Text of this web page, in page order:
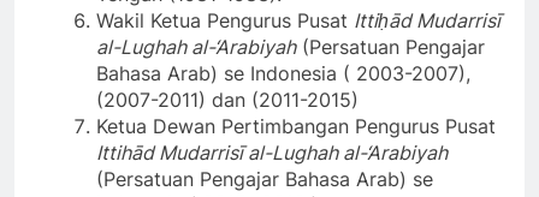
Wakil Ketua Pengurus Pusat Ittiḥād Mudarrisī
al-Lughah al-‘Arabiyah(Persatuan Pengajar
Bahasa Arab) se Indonesia ( 2003-2007),
(2007-2011) dan (2011-2015)
Ketua Dewan Pertimbangan Pengurus Pusat
Ittihād Mudarrisī al-Lughah al-‘Arabiyah
(Persatuan Pengajar Bahasa Arab) se